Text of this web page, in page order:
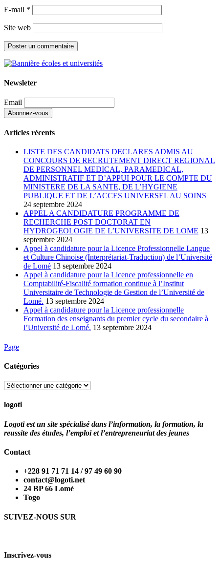
E-mail *
Site web
Newsleter
Email
Articles récents
LISTE DES CANDIDATS DECLARES ADMIS AU
CONCOURS DE RECRUTEMENT DIRECT REGIONAL
DE PERSONNEL MEDICAL, PARAMEDICAL,
ADMINISTRATIF ET D’APPUI POUR LE COMPTE DU
MINISTERE DE LA SANTE, DE L’HYGIENE
PUBLIQUE ET DE L’ACCES UNIVERSEL AU SOINS
24 septembre 2024
APPEL A CANDIDATURE PROGRAMME DE
RECHERCHE POST DOCTORAT EN
HYDROGEOLOGIE DE L’UNIVERSITE DE LOME 13
septembre 2024
Appel à candidature pour la Licence Professionnelle Langue
et Culture Chinoise (Interprétariat-Traduction) de l’Université
de Lomé 13 septembre 2024
Appel à candidature pour la Licence professionnelle en
Comptabilité-Fiscalité formation continue à l’Institut
Universitaire de Technologie de Gestion de l’Université de
Lomé. 13 septembre 2024
Appel à candidature pour la Licence professionnelle
Formation des enseignants du premier cycle du secondaire à
l’Université de Lomé. 13 septembre 2024
Page
Catégories
Catégories
logoti
Logoti est un site spécialisé dans l’information, la formation, la
reussite des études, l’emploi et l’entrepreneuriat des jeunes
Contact
+228 91 71 71 14 / 97 49 60 90
contact@logoti.net
24 BP 66 Lomé
Togo
SUIVEZ-NOUS SUR
Inscrivez-vous